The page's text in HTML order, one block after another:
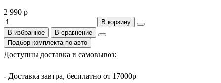
2 990 р
В корзину
В избранное
В сравнение
Подбор комплекта по авто
Доступны доставка и самовывоз:
- Доставка завтра, бесплатно от 17000р